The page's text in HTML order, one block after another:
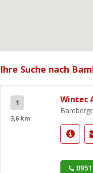
Ihre Suche nach
1
3,6 km
Wintec